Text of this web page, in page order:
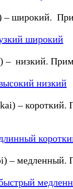
– широкий.
– низкий.
– короткий.
– медленный.